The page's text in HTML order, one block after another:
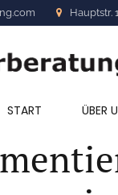
Hauptstr.
START ÜBER